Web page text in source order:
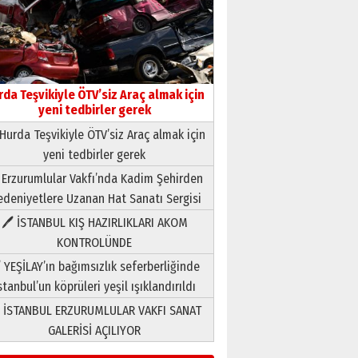
Teşvikiyle ÖTV’siz Araç almak için
yeni tedbirler gerek
Teşvikiyle ÖTV’siz Araç almak için
yeni tedbirler gerek
Vakfı’nda Kadim Şehirden
Uzanan Hat Sanatı Sergisi
🖊 İSTANBUL KIŞ HAZIRLIKLARI AKOM
KONTROLÜNDE
bağımsızlık seferberliğinde
köprüleri yeşil ışıklandırıldı
ERZURUMLULAR VAKFI SANAT
GALERİSİ AÇILIYOR
Neşat YALÇIN
Paranın Aile Kültüründeki Yeri
03 Ağustos 2026 Pazartesi
Yıldırım Gündoğdu
HAVVA’NIN ÜÇ KIZI
09 Temmuz 2026 Perşembe
Yusuf POLAT
Şampiyonluk Sebahattin
Şirin’e yazar
11 Mayıs 2026 Pazartesi
Neşat YALÇIN
Paranın Aile Kültüründeki Yeri